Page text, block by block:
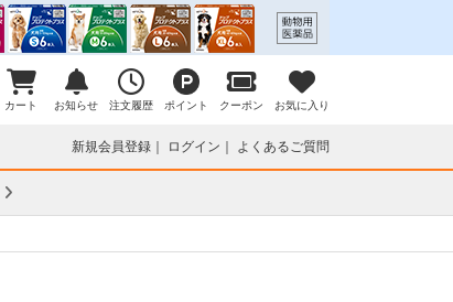
カート お知らせ 注文履歴 ポイント クーポン お気に入り
新規会員登録 ログイン よくあるご質問